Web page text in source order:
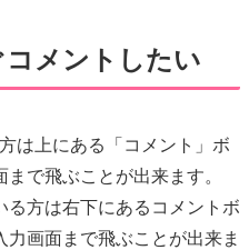
メントしたい
は上にある「コメント」ボ
で飛ぶことが出来ます。
る方は右下にあるコメントボ
画面まで飛ぶことが出来ま